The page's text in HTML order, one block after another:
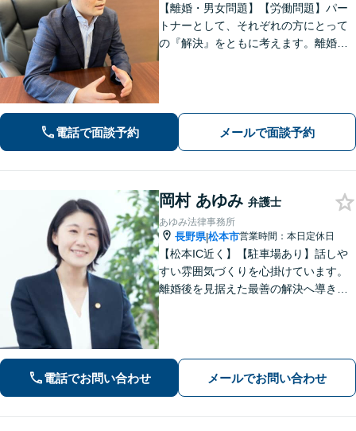
【離婚・男女問題】【労働問題】パー
トナーとして、それぞれの方にとって
の『解決』をともに考えます。離婚・
電話で面談予約 メールで面談予約
岡村 あゆみ 弁護士
あゆみ法律事務所
長野県|松本市営業時間：本日定休日
【松本IC近く】【駐車場あり】話しや
すい雰囲気づくりを心掛けています。
離婚後を見据えた最善の解決へ導きま
妻のお子さんとの交渉可」
電話でお問い合わせ メールでお問い合わせ